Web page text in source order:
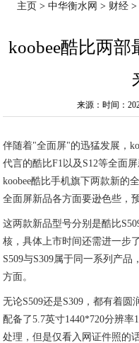
主页 >中华衡水网 > 财经 >
koobee酷比两
来源：时间：
伴随着"全面屏"的迅猛发展，
代言的酷比F1以及S12等全面
koobee酷比手机旗下两款新的
全面屏新品各方面要逊色些，
这两款新品型号分别是酷比
核，具体上市时间还需进一步
S509与S309属于同一系列产
方面。
无论S509还是S309，都有着
配备了5.7英寸1440*720分辨
处理，但是仅看入网证件照的